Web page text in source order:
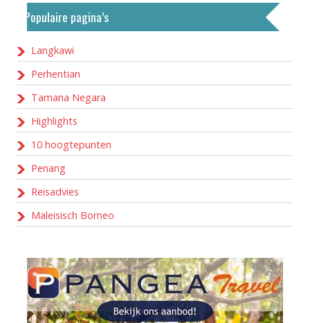
Populaire pagina’s
Langkawi
Perhentian
Tamana Negara
Highlights
10 hoogtepunten
Penang
Reisadvies
Maleisisch Borneo